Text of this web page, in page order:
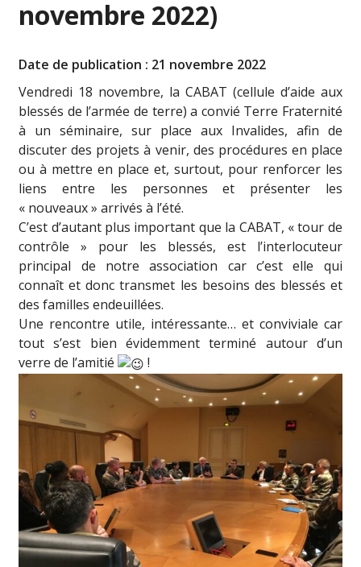
novembre 2022)
Date de publication : 21 novembre 2022
Vendredi 18 novembre, la CABAT (cellule d’aide aux
blessés de l’armée de terre) a convié Terre Fraternité
à un séminaire, sur place aux Invalides, afin de
discuter des projets à venir, des procédures en place
ou à mettre en place et, surtout, pour renforcer les
liens entre les personnes et présenter les
« nouveaux » arrivés à l’été.
C’est d’autant plus important que la CABAT, « tour de
contrôle » pour les blessés, est l’interlocuteur
principal de notre association car c’est elle qui
connaît et donc transmet les besoins des blessés et
des familles endeuillées.
Une rencontre utile, intéressante… et conviviale car
tout s’est bien évidemment terminé autour d’un
verre de l’amitié
!